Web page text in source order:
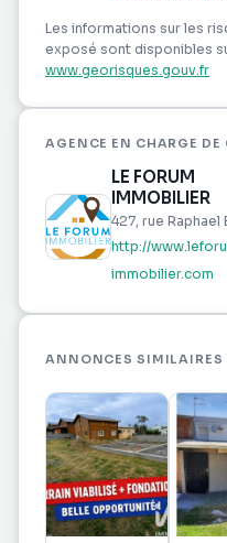
Les informations sur les
exposé sont disponibles
www.georisques.gouv.fr
AGENCE EN CHARGE DE
LE FORUM
IMMOBILIER
427, rue Raphael
http://
immobilier.com
ANNONCES SIMILAIRES